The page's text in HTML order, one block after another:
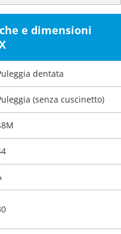
e dimensioni
dentata
(senza cuscinetto)